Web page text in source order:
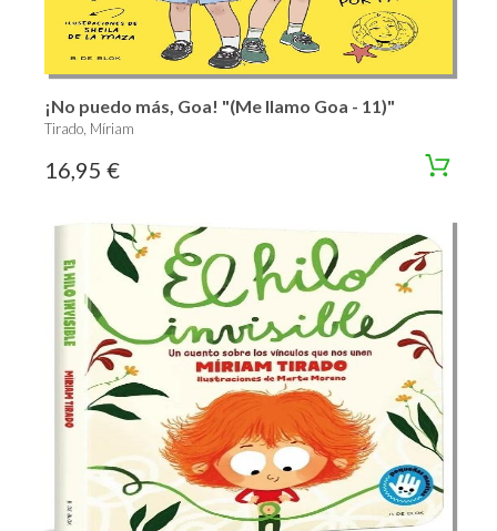
¡No puedo más, Goa! "(Me llamo Goa - 11)"
Tirado, Míriam
16,95 €